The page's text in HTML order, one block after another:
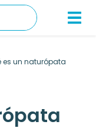
es un naturópata